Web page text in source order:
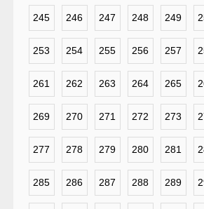
245 246 247 248 249
253 254 255 256 257
261 262 263 264 265
269 270 271 272 273
277 278 279 280 281
285 286 287 288 289